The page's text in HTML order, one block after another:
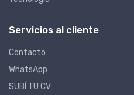
Servicios al cliente
Contacto
WhatsApp
SUBÍ TU CV